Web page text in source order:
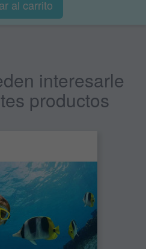
al carrito
interesarle
productos